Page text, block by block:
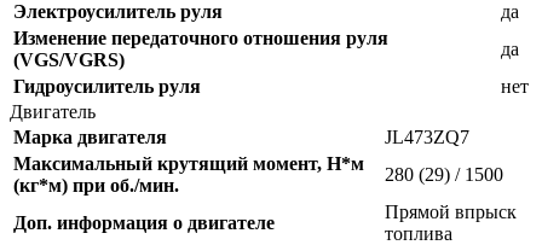
Электроусилитель руля
да
Изменение передаточного отношения руля
(VGS/VGRS)
да
Гидроусилитель руля
нет
Двигатель
Марка двигателя
JL473ZQ7
Максимальный крутящий момент, Н*м
(кг*м) при об./мин.
280 (29) / 1500
Доп. информация о двигателе
Прямой впрыск
топлива